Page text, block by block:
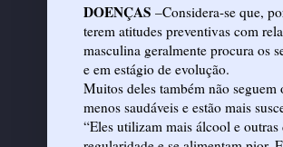
DOENÇAS –Considera-se que,
terem atitudes preventivas com
masculina geralmente procura os
e em estágio de evolução.
Muitos deles também não
menos saudáveis e estão mais
“Eles utilizam mais álcool e